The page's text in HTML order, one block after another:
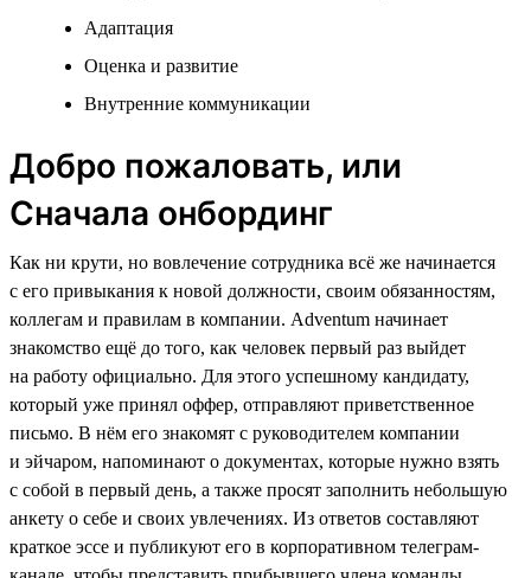
Адаптация
Оценка и развитие
Внутренние коммуникации
Добро пожаловать, или
Сначала онбординг
Как ни крути, но вовлечение сотрудника всё же начинается
с его привыкания к новой должности, своим обязанностям,
коллегам и правилам в компании. Adventum начинает
знакомство ещё до того, как человек первый раз выйдет
на работу официально. Для этого успешному кандидату,
который уже принял оффер, отправляют приветственное
письмо. В нём его знакомят с руководителем компании
и эйчаром, напоминают о документах, которые нужно взять
с собой в первый день, а также просят заполнить небольшую
анкету о себе и своих увлечениях. Из ответов составляют
краткое эссе и публикуют его в корпоративном телеграм-